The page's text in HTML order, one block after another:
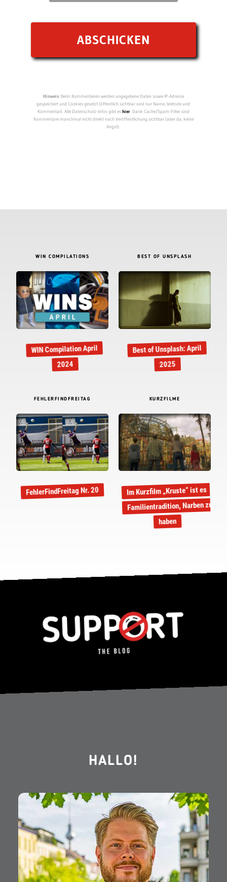
Hinweis:Beim Kommentieren werden angegebene Daten sowie IP-Adresse
gespeichert und Cookies gesetzt (öffentlich sichtbar sind nur Name, Website und
Kommentar). Alle Datenschutz-Infos gibt eshier. Dank Cache/Spam-Filter sind
Kommentare manchmal nicht direkt nach Veröffentlichung sichtbar (aber da, keine
Angst).
WIN COMPILATIONS
WIN Compilation April
2024
BEST OF UNSPLASH
Best of Unsplash: April
2025
FEHLERFINDFREITAG
FehlerFindFreitag Nr. 20
KURZFILME
Im Kurzfilm „Kruste“ ist es
Familientradition, Narben zu
haben
HALLO!